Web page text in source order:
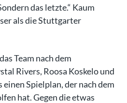
das letzte.“ Kaum
als die Stuttgarter
Team nach dem
Rivers, Roosa Koskelo und
einen Spielplan, der nach dem
hat. Gegen die etwas